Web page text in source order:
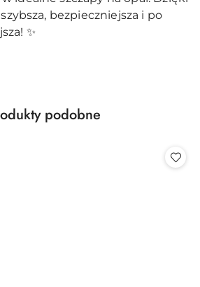
bezpieczniejsza i po
✨
produktów
podobne